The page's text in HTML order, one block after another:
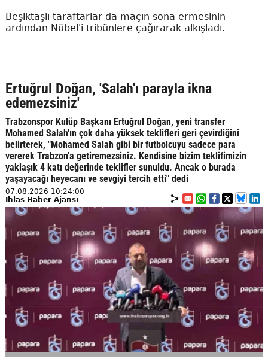
Beşiktaşlı taraftarlar da maçın sona ermesinin
ardından Nübel'i tribünlere çağırarak alkışladı.
Ertuğrul Doğan, 'Salah'ı parayla ikna
edemezsiniz'
Trabzonspor Kulüp Başkanı Ertuğrul Doğan, yeni transfer
Mohamed Salah'ın çok daha yüksek teklifleri geri çevirdiğini
belirterek, "Mohamed Salah gibi bir futbolcuyu sadece para
vererek Trabzon'a getiremezsiniz. Kendisine bizim teklifimizin
yaklaşık 4 katı değerinde teklifler sunuldu. Ancak o burada
yaşayacağı heyecanı ve sevgiyi tercih etti" dedi
07.08.2026 10:24:00
İhlas Haber Ajansı